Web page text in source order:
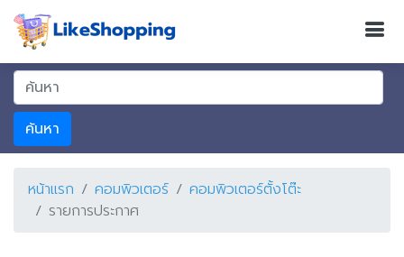
ค้นหา
หน้าแรก คอมพิวเตอร์
คอมพิวเตอร์ตั้งโต๊ะ
รายการประกาศ